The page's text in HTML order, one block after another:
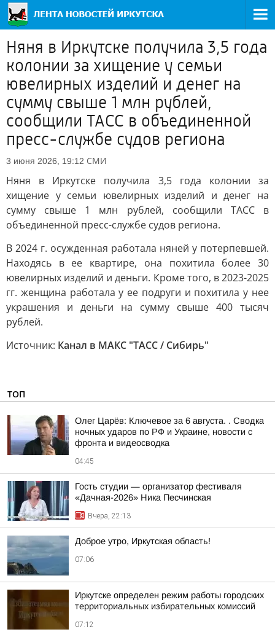
Няня в Иркутске получила 3,5 года
колонии за хищение у семьи
ювелирных изделий и денег на
сумму свыше 1 млн рублей,
сообщили ТАСС в объединенной
пресс-службе судов региона
3 июня 2026, 19:12 СМИ
Няня в Иркутске получила 3,5 года колонии за
хищение у семьи ювелирных изделий и денег на
сумму свыше 1 млн рублей, сообщили ТАСС в
объединенной пресс-службе судов региона.
В 2024 г. осужденная работала няней у потерпевшей.
Находясь в ее квартире, она похитила более 30
ювелирных изделий и деньги. Кроме того, в 2023-2025
гг. женщина работала у ее подруги и похитила у нее
украшения и деньги на сумму свыше 400 тысяч
рублей.
Источник: Канал в МАКС "ТАСС / Сибирь"
ТОП
Олег Царёв: Ключевое за 6 августа. . Сводка
ночных ударов по РФ и Украине, новости с
фронта и видеосводка
04:45
Гость студии — организатор фестиваля
«Дачная-2026» Ника Песчинская
Вчера, 22:13
Доброе утро, Иркутская область!
07:06
Иркутске определен режим работы городских
территориальных избирательных комиссий
07:12